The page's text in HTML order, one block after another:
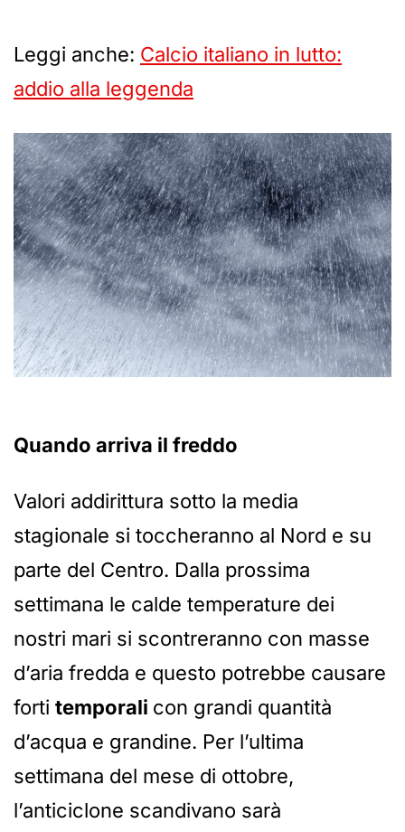
Leggi anche: Calcio italiano in lutto:
addio alla leggenda
Quando arriva il freddo
Valori addirittura sotto la media
stagionale si toccheranno al Nord e su
parte del Centro. Dalla prossima
settimana le calde temperature dei
nostri mari si scontreranno con masse
d’aria fredda e questo potrebbe causare
forti temporali con grandi quantità
d’acqua e grandine. Per l’ultima
settimana del mese di ottobre,
l’anticiclone scandivano sarà